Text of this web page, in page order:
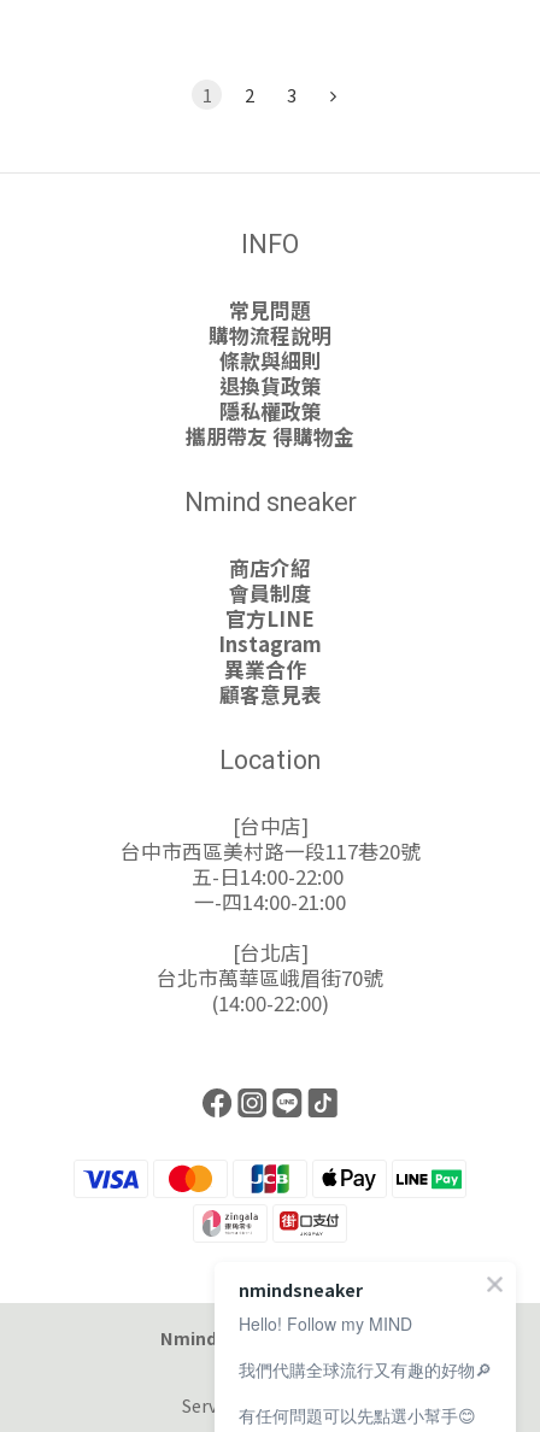
1 2 3
INFO
常見問題
購物流程說明
條款與細則
退換貨政策
隱私權政策
攜朋帶友 得購物金
Nmind sneaker
商店介紹
會員制度
官方LINE
Instagram
異業合作
顧客意見表
Location
[台中店]
台中市西區美村路一段117巷20號
五-日14:00-22:00
一-四14:00-21:00
[台北店]
台北市萬華區峨眉街70號
(14:00-22:00)
Nmind Sneaker 恩邁選貨店
Service at 11:00-19:00
nmindsneaker
Hello! Follow my MIND
我們代購全球流行又有趣的好物🔎
有任何問題可以先點選小幫手😊